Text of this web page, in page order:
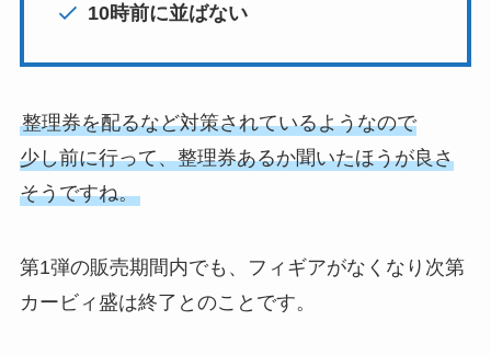
10時前に並ばない
整理券を配るなど対策されているようなので
少し前に行って、整理券あるか聞いたほうが良さ
そうですね。
第1弾の販売期間内でも、フィギアがなくなり次第
カービィ盛は終了とのことです。